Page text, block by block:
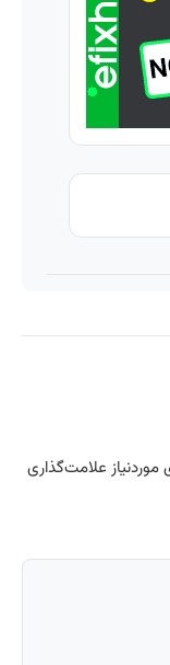
علامت‌گذاری